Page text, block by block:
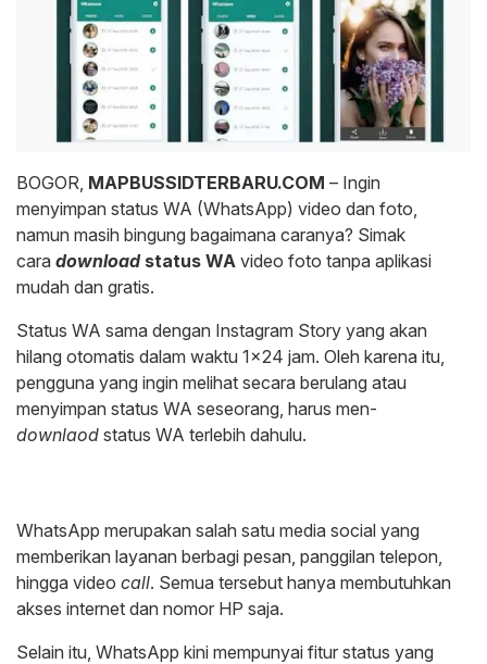
BOGOR, MAPBUSSIDTERBARU.COM – Ingin
menyimpan status WA (WhatsApp) video dan foto,
namun masih bingung bagaimana caranya? Simak
cara downloadstatus WA video foto tanpa aplikasi
mudah dan gratis.
Status WA sama dengan Instagram Story yang akan
hilang otomatis dalam waktu 1×24 jam. Oleh karena itu,
pengguna yang ingin melihat secara berulang atau
menyimpan status WA seseorang, harus men-
downlaod status WA terlebih dahulu.
WhatsApp merupakan salah satu media social yang
memberikan layanan berbagi pesan, panggilan telepon,
hingga video call. Semua tersebut hanya membutuhkan
akses internet dan nomor HP saja.
Selain itu, WhatsApp kini mempunyai fitur status yang